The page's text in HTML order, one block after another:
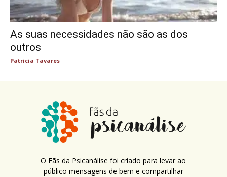
As suas necessidades não são as dos
outros
Patricia Tavares
O Fãs da Psicanálise foi criado para levar ao
público mensagens de bem e compartilhar